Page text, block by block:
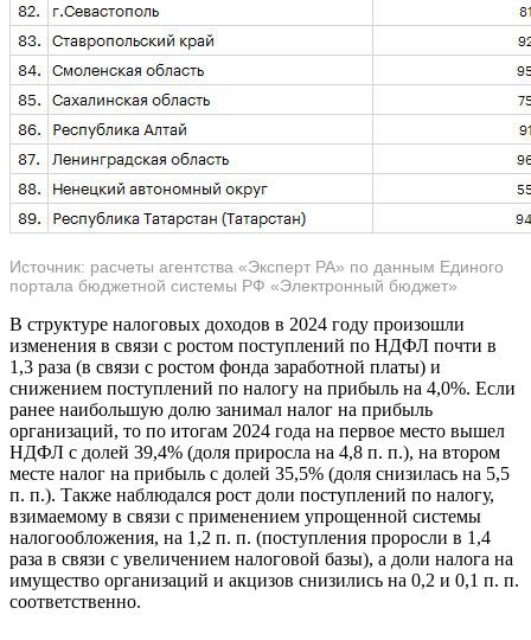
Источник: расчеты агентства «Эксперт РА» по данным Единого
портала бюджетной системы РФ «Электронный бюджет»
В структуре налоговых доходов в 2024 году произошли
изменения в связи с ростом поступлений по НДФЛ почти в
1,3 раза (в связи с ростом фонда заработной платы) и
снижением поступлений по налогу на прибыль на 4,0%. Если
ранее наибольшую долю занимал налог на прибыль
организаций, то по итогам 2024 года на первое место вышел
НДФЛ с долей 39,4% (доля приросла на 4,8 п. п.), на втором
месте налог на прибыль с долей 35,5% (доля снизилась на 5,5
п. п.). Также наблюдался рост доли поступлений по налогу,
взимаемому в связи с применением упрощенной системы
налогообложения, на 1,2 п. п. (поступления проросли в 1,4
раза в связи с увеличением налоговой базы), а доли налога на
имущество организаций и акцизов снизились на 0,2 и 0,1 п. п.
соответственно.